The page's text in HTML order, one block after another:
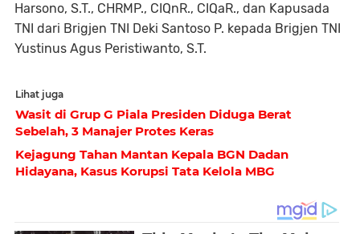
Harsono, S.T., CHRMP., CIQnR., CIQaR., dan Kapusada
TNI dari Brigjen TNI Deki Santoso P. kepada Brigjen TNI
Yustinus Agus Peristiwanto, S.T.
Lihat juga
Wasit di Grup G Piala Presiden Diduga Berat
Sebelah, 3 Manajer Protes Keras
Kejagung Tahan Mantan Kepala BGN Dadan
Hidayana, Kasus Korupsi Tata Kelola MBG